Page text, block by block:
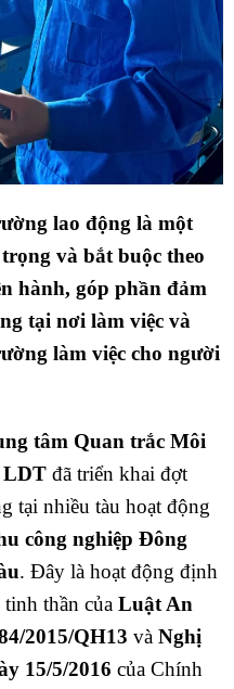
lao động là một
và bắt buộc theo
hành, góp phần đảm
tại nơi làm việc và
làm việc cho người
tâm Quan trắc Môi
LDTđã triển khai đợt
tại nhiều tàu hoạt động
công nghiệp Đông
. Đây là hoạt động định
thần của Luật An
2015/QH13 và Nghị
15/5/2016 của Chính